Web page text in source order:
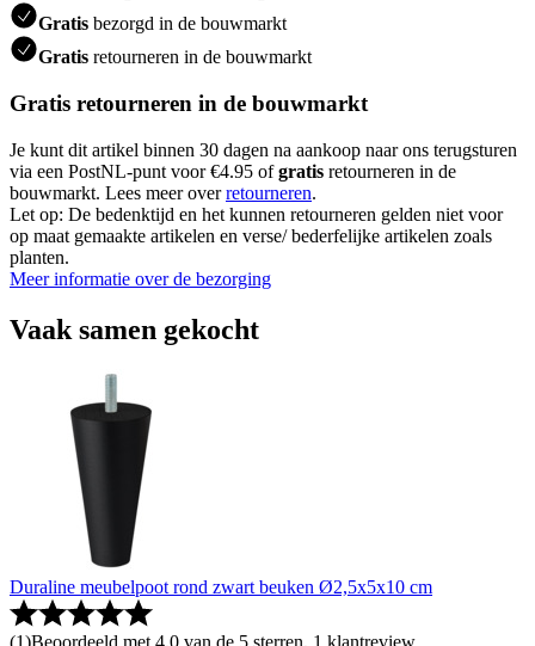
Gratis bezorgd in de bouwmarkt
Gratis retourneren in de bouwmarkt
Gratis retourneren in de bouwmarkt
Je kunt dit artikel binnen 30 dagen na aankoop naar ons terugsturen
via een PostNL-punt voor €4.95 ofgratis retourneren in de
bouwmarkt. Lees meer overretourneren.
Let op: De bedenktijd en het kunnen retourneren gelden niet voor
op maat gemaakte artikelen en verse/ bederfelijke artikelen zoals
planten.
Meer informatie over de bezorging
Vaak samen gekocht
Duraline meubelpoot rond zwart beuken Ø2,5x5x10 cm